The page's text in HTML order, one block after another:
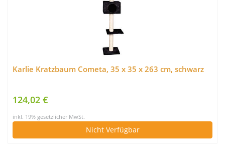
Karlie Kratzbaum Cometa, 35 x 35 x 263 cm, schwarz
124,02 €
inkl. 19% gesetzlicher MwSt.
Nicht Verfügbar